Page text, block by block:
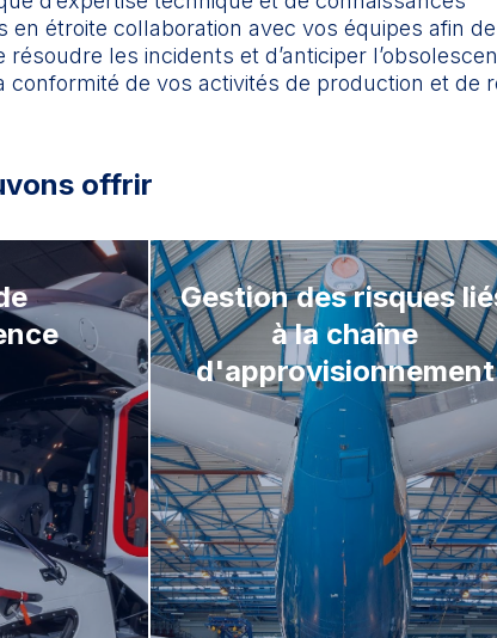
étroite collaboration avec vos équipes afin
les incidents et d’anticiper
conformité de vos activités de production et de
offrir
Gestion des risques
à la chaîne
d'approvisionnement
Évaluation, prévision et
des stocks : anticipation des
pénuries
Intégration de la capacité des